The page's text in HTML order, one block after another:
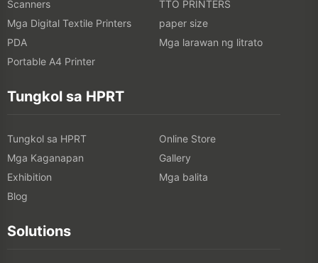
Scanners
TTO PRINTERS
Mga Digital Textile Printers
paper size
PDA
Mga larawan ng litrato
Portable A4 Printer
Tungkol sa HPRT
Tungkol sa HPRT
Online Store
Mga Kaganapan
Gallery
Exhibition
Mga balita
Blog
Solutions